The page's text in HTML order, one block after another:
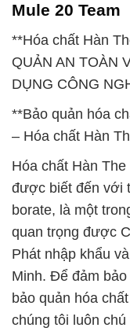
Mule 20 Team
**Hóa chất Hàn
QUẢN AN TOÀN
DỤNG CÔNG
**Bảo quản hóa
– Hóa chất Hàn
Hóa chất Hàn
được biết đến với
borate, là một
quan trọng được
Phát nhập khẩu
Minh. Để đảm
bảo quản hóa
chúng tôi luôn chú